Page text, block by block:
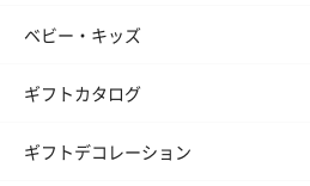
ベビー・キッズ
ギフトカタログ
ギフトデコレーション